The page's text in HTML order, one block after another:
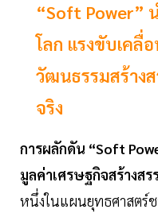
“Soft Power”
โลก แรงขับเคลื่
วัฒนธรรมสร้าง
จริง
การผลักดัน “Soft
มูลค่าเศรษฐกิจสร้างส
หนึ่งในแผนยุทธศาสตร์ช